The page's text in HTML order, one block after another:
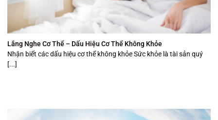
Lắng Nghe Cơ Thể – Dấu Hiệu Cơ Thể Không Khỏe
Nhận biết các dấu hiệu cơ thể không khỏe Sức khỏe là tài sản quý
[...]